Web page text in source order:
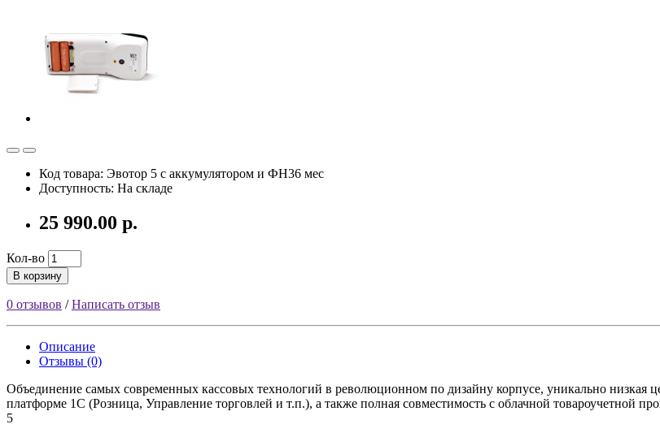
Код товара: Эвотор 5 с аккумулятором и ФН36 мес
Доступность: На складе
25 990.00 р.
Кол-во
В корзину
0 отзывов /Написать отзыв
Описание
Отзывы (0)
Объединение самых современных кассовых технологий в революционном по дизайну корпусе, уникально низкая
платформе 1С (Розница, Управление торговлей и т.п.), а также полная совместимость с облачной товароучетной
5